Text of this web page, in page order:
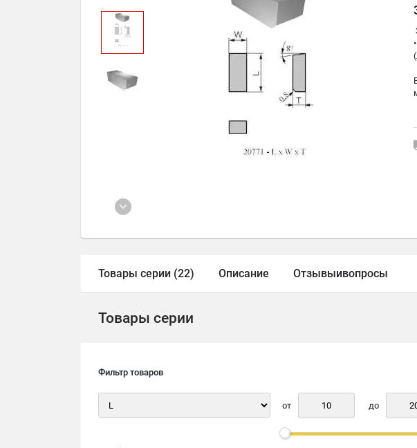
Товары серии (22) Описание Отзывыивопросы
Товары серии
Фильтр товаров
от до